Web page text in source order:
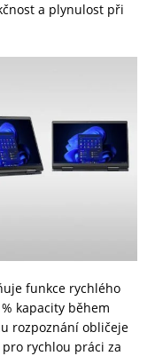
a plynulost při
funkce rychlého
kapacity během
rozpoznání obličeje
rychlou práci za